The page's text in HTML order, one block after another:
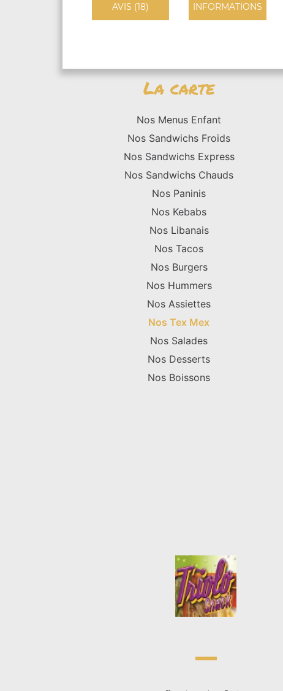
AVIS (18) INFORMATIONS
La carte
Nos Menus Enfant
Nos Sandwichs Froids
Nos Sandwichs Express
Nos Sandwichs Chauds
Nos Paninis
Nos Kebabs
Nos Libanais
Nos Tacos
Nos Burgers
Nos Hummers
Nos Assiettes
Nos Tex Mex
Nos Salades
Nos Desserts
Nos Boissons